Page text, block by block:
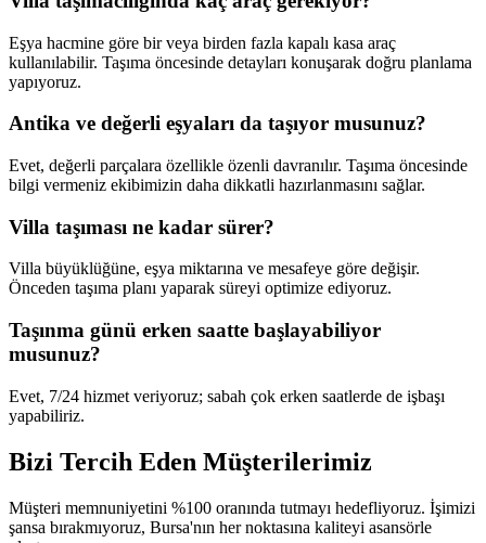
Eşya hacmine göre bir veya birden fazla kapalı kasa araç
kullanılabilir. Taşıma öncesinde detayları konuşarak doğru planlama
yapıyoruz.
Antika ve değerli eşyaları da taşıyor musunuz?
Evet, değerli parçalara özellikle özenli davranılır. Taşıma öncesinde
bilgi vermeniz ekibimizin daha dikkatli hazırlanmasını sağlar.
Villa taşıması ne kadar sürer?
Villa büyüklüğüne, eşya miktarına ve mesafeye göre değişir.
Önceden taşıma planı yaparak süreyi optimize ediyoruz.
Taşınma günü erken saatte başlayabiliyor
musunuz?
Evet, 7/24 hizmet veriyoruz; sabah çok erken saatlerde de işbaşı
yapabiliriz.
Bizi Tercih Eden Müşterilerimiz
Müşteri memnuniyetini %100 oranında tutmayı hedefliyoruz. İşimizi
şansa bırakmıyoruz, Bursa'nın her noktasına kaliteyi asansörle